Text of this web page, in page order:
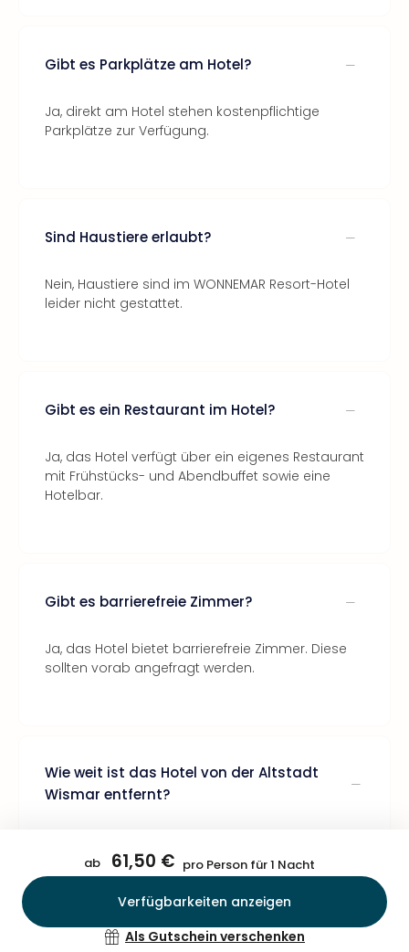
Bestätigen
Gibt es Parkplätze am Hotel?
Ja, direkt am Hotel stehen kostenpflichtige
Parkplätze zur Verfügung.
Sind Haustiere erlaubt?
Nein, Haustiere sind im WONNEMAR Resort-Hotel
leider nicht gestattet.
Gibt es ein Restaurant im Hotel?
Ja, das Hotel verfügt über ein eigenes Restaurant
mit Frühstücks- und Abendbuffet sowie eine
Hotelbar.
Gibt es barrierefreie Zimmer?
Ja, das Hotel bietet barrierefreie Zimmer. Diese
sollten vorab angefragt werden.
Wie weit ist das Hotel von der Altstadt
Wismar entfernt?
gut per Auto oder Bus erreichbar.
ab 61,50 € pro Person für 1 Nacht
Verfügbarkeiten anzeigen
Als Gutschein verschenken